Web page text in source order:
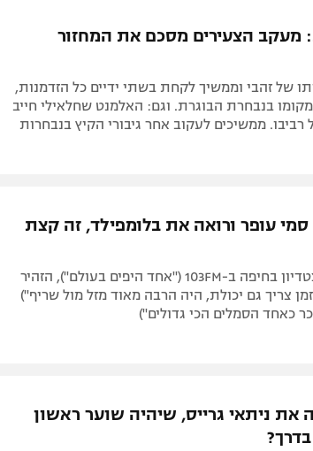
מעקב הצעירים מסכם את המחזור
של זהבי וממשיך לקחת בשתי ידיים כל הזדמנות,
בנבחרת הבוגרת. וגם: האלמנט שחלאילי חייב
רביבו. ממשיכים לעקוב אחר גיבורי הקיץ בנבחרות
עופר ורואה את בלומפילד, זה קצת
אורי אוזן שיבח את האצטדיון בחיפה ב-103FM ("אחד היפים בעולם"), הזהיר
צריך גם יכולת, היה הרבה מאוד מזל מול שריף")
כאחד הסמלים הכי גדולים")
את ניתאי גרייס, שיהיה שוער ראשון